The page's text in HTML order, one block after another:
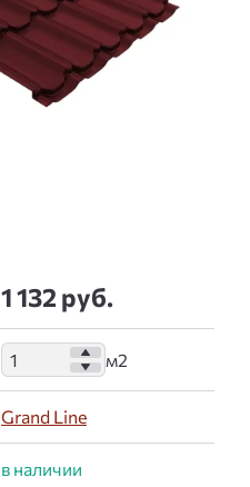
1 132 руб.
Grand Line